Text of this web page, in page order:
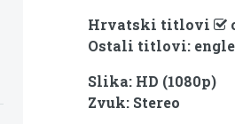
Hrvatski titlovi
Ostali titlovi:
Slika: HD (1080p)
Zvuk: Stereo